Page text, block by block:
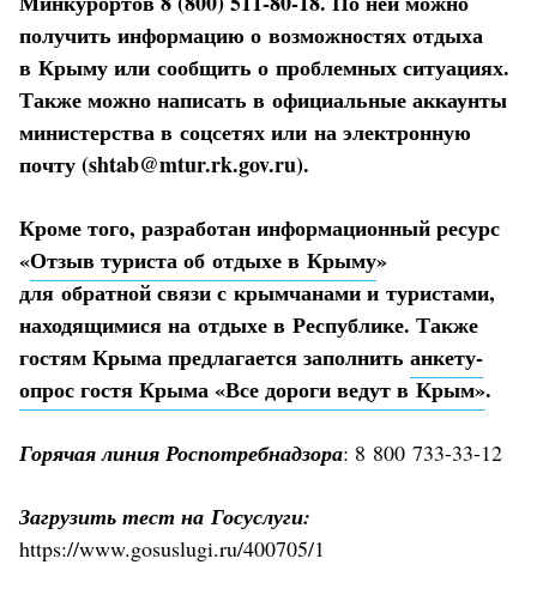
получить информацию о возможностях отдыха
в Крыму или сообщить о проблемных ситуациях.
Также можно написать в официальные аккаунты
министерства в соцсетях или на электронную
почту (shtab@mtur.rk.gov.ru).
Кроме того, разработан информационный ресурс
«Отзыв туриста об отдыхе в Крыму»
для обратной связи с крымчанами и туристами,
находящимися на отдыхе в Республике. Также
гостям Крыма предлагается заполнить анкету-
опрос гостя Крыма «Все дороги ведут в Крым».
Горячая линия Роспотребнадзора: 8 800 733-33-12
Загрузить тест на Госуслуги:
https://www.gosuslugi.ru/400705/1